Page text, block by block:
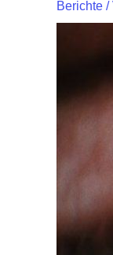
Berichte /